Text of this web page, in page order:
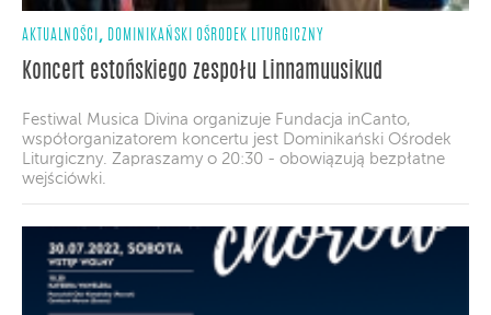
AKTUALNOŚCI , DOMINIKAŃSKI OŚRODEK LITURGICZNY
Koncert estońskiego zespołu Linnamuusikud
Festiwal Musica Divina organizuje Fundacja inCanto,
współorganizatorem koncertu jest Dominikański Ośrodek
Liturgiczny. Zapraszamy o 20:30 - obowiązują bezpłatne
wejściówki.